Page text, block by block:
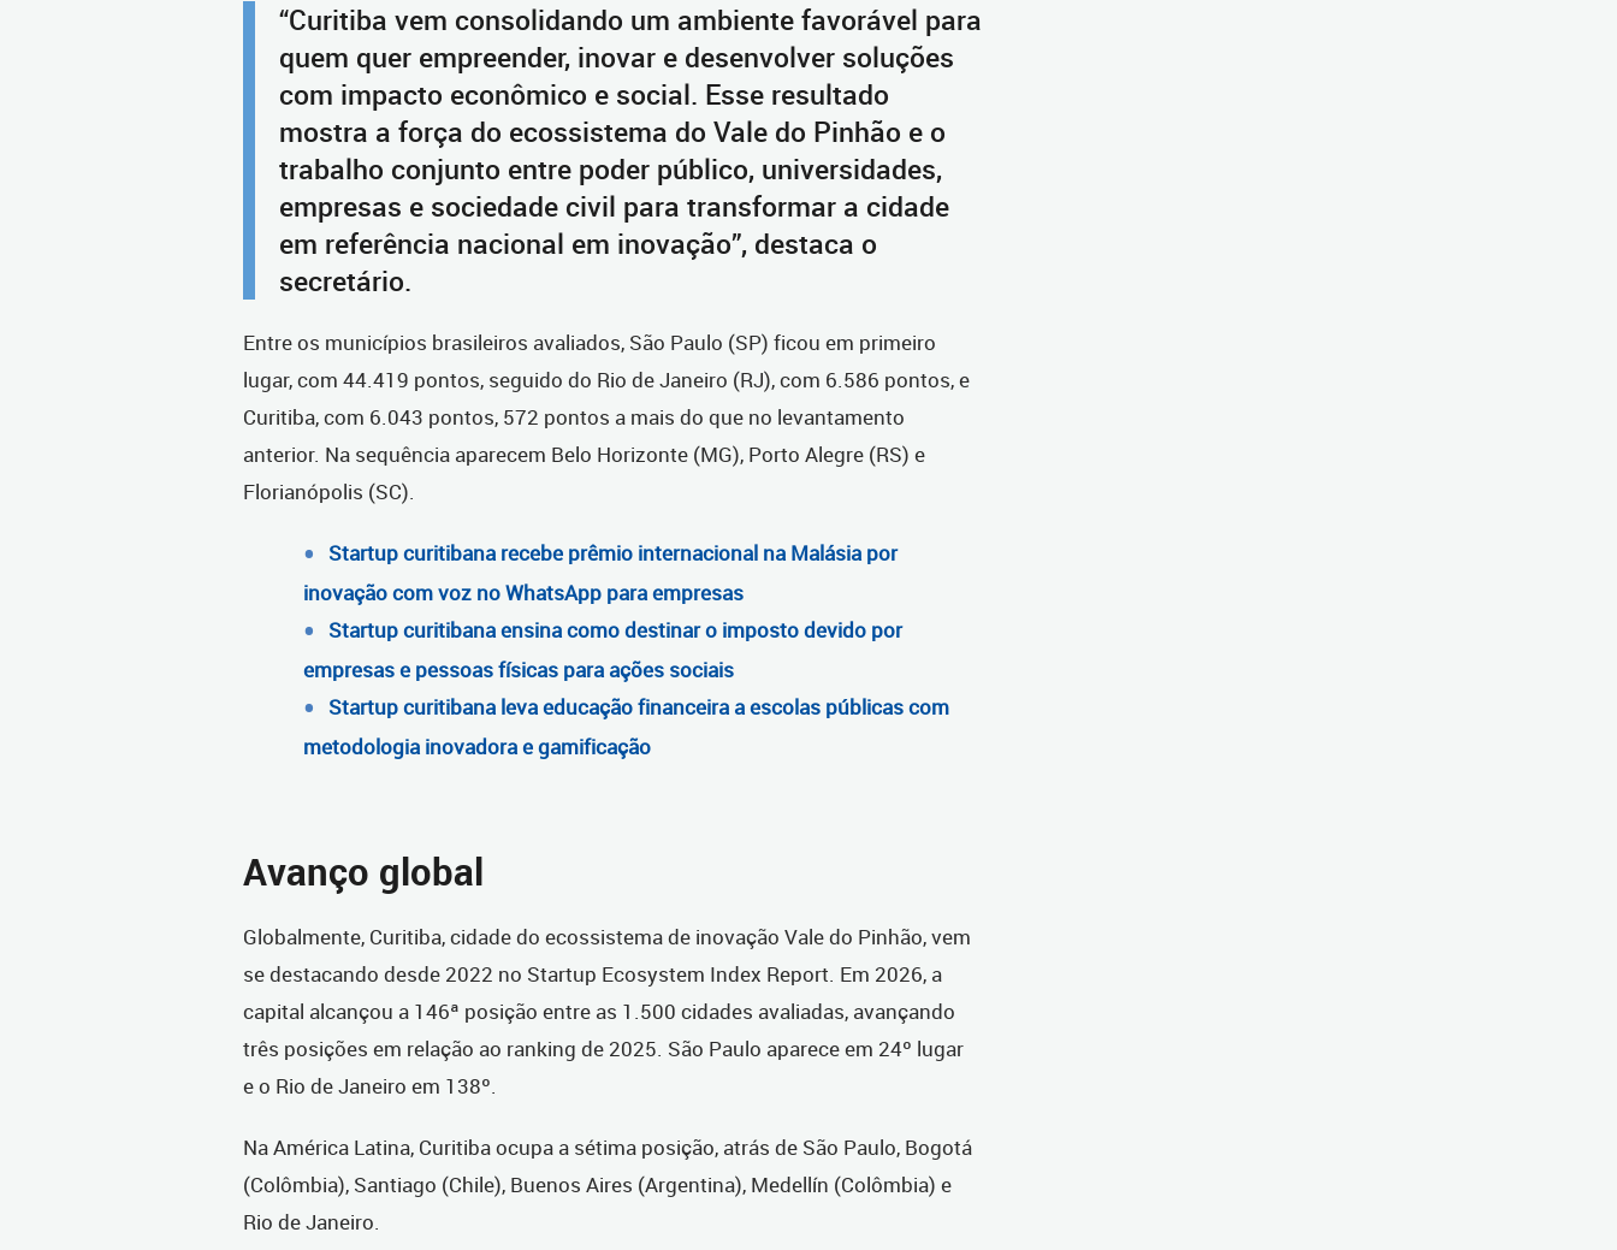
“Curitiba vem consolidando um ambiente favorável para
quem quer empreender, inovar e desenvolver soluções
com impacto econômico e social. Esse resultado
mostra a força do ecossistema do Vale do Pinhão e o
trabalho conjunto entre poder público, universidades,
empresas e sociedade civil para transformar a cidade
em referência nacional em inovação”, destaca o
secretário.
Entre os municípios brasileiros avaliados, São Paulo (SP) ficou em primeiro
lugar, com 44.419 pontos, seguido do Rio de Janeiro (RJ), com 6.586 pontos, e
Curitiba, com 6.043 pontos, 572 pontos a mais do que no levantamento
anterior. Na sequência aparecem Belo Horizonte (MG), Porto Alegre (RS) e
Florianópolis (SC).
Startup curitibana recebe prêmio internacional na Malásia por
inovação com voz no WhatsApp para empresas
Startup curitibana ensina como destinar o imposto devido por
empresas e pessoas físicas para ações sociais
Startup curitibana leva educação financeira a escolas públicas com
metodologia inovadora e gamificação
Avanço global
Globalmente, Curitiba, cidade do ecossistema de inovação Vale do Pinhão, vem
se destacando desde 2022 no Startup Ecosystem Index Report. Em 2026, a
capital alcançou a 146ª posição entre as 1.500 cidades avaliadas, avançando
três posições em relação ao ranking de 2025. São Paulo aparece em 24º lugar
e o Rio de Janeiro em 138º.
Na América Latina, Curitiba ocupa a sétima posição, atrás de São Paulo, Bogotá
(Colômbia), Santiago (Chile), Buenos Aires (Argentina), Medellín (Colômbia) e
Rio de Janeiro.